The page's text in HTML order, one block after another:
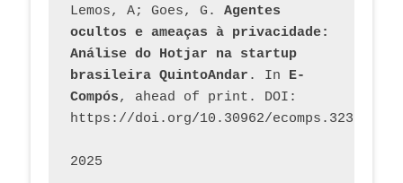
Lemos, A; Goes, G. Agentes
ocultos e ameaças à privacidade:
Análise do Hotjar na startup
brasileira QuintoAndar . In E-
Compós, ahead of print. DOI:
https://doi.org/10.30962/ecomps.3231
2025